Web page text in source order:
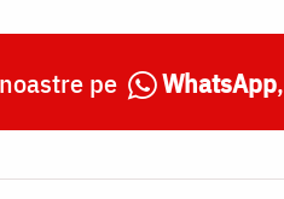
pe WhatsApp,